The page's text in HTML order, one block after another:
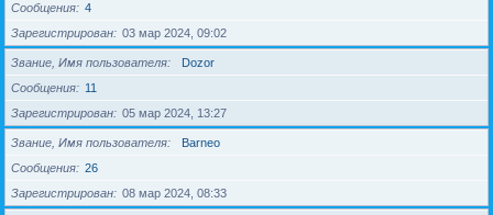
Сообщения
4
Зарегистрирован
03 мар 2024, 09:02
Звание, Имя пользователя
Dozor
Сообщения
11
Зарегистрирован
05 мар 2024, 13:27
Звание, Имя пользователя
Barneo
Сообщения
26
Зарегистрирован
08 мар 2024, 08:33